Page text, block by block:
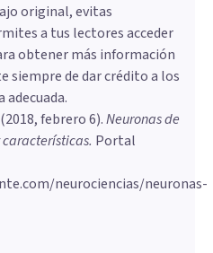
original, evitas
a tus lectores acceder
obtener más información
siempre de dar crédito a los
2018, febrero 6).Neuronas de
características. Portal
neurociencias/neuronas-